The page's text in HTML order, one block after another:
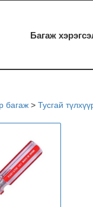
Багаж
багаж> Тусгай